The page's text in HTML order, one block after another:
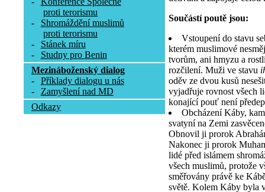
proti terorismu
-
Shromáždění muslimů
proti terorismu
-
Stánek míru
-
Studny pro Benin
Mezináboženský dialog
-
Příklady dialogu u nás
-
Zamyšlení nad MD
Odkazy
Součástí poutě jsou:
Vstoupení do stavu
kterém muslimové
tvorům, ani hmyzu a
rozčilení. Muži ve stavu
oděv ze dvou kusů
vyjadřuje rovnost všech
konající pouť není
Obcházení Káby,
svatyní na Zemi
Obnovil ji prorok
Nakonec ji prorok
lidé před islámem
všech muslimů, protože
směřovány právě ke
světě. Kolem Káby byla